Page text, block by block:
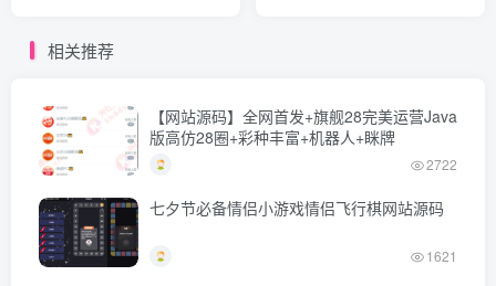
相关推荐
【网站源码】全网首发+旗舰28完美运营Java
版高仿28圈+彩种丰富+机器人+眯牌
2722
七夕节必备情侣小游戏情侣飞行棋网站源码
1621